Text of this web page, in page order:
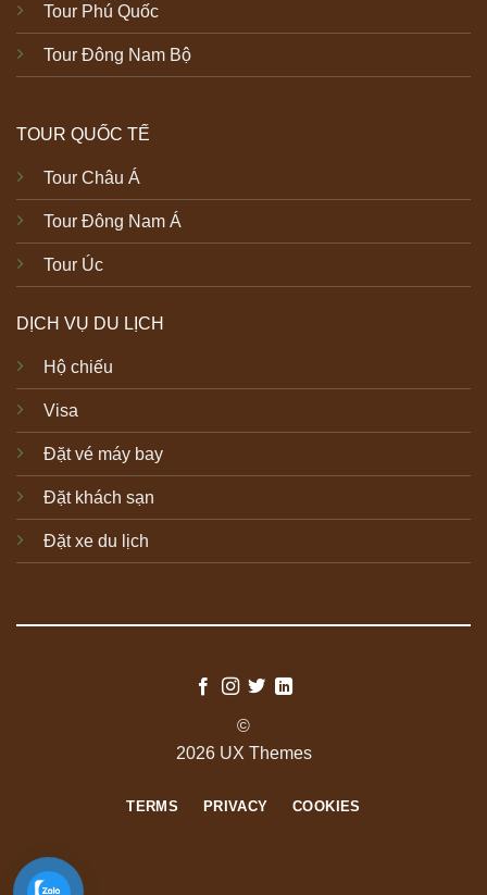
Tour Phú Quốc
Tour Đông Nam Bộ
TOUR QUỐC TẾ
Tour Châu Á
Tour Đông Nam Á
Tour Úc
DỊCH VỤ DU LỊCH
Hộ chiếu
Visa
Đặt vé máy bay
Đặt khách sạn
Đặt xe du lịch
©
2026 UX Themes
TERMS PRIVACY COOKIES